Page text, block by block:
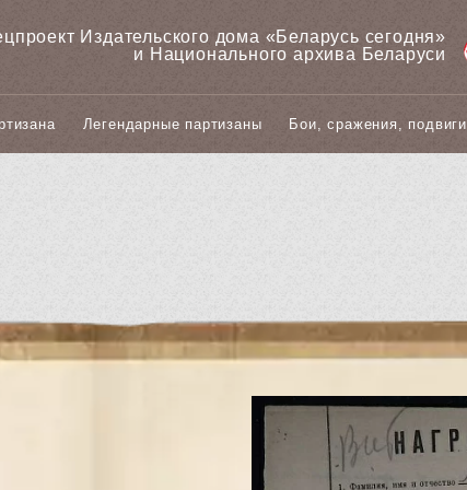
Издательского дома «‎Беларусь сегодня»
и Национального архива Беларуси
Легендарные партизаны Бои, сражения, подвиги